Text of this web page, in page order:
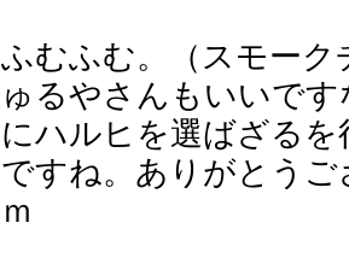
ふむふむ。（スモーク
ゅるやさんもいいで
にハルヒを選ばざる
ですね。ありがとう
ｍ